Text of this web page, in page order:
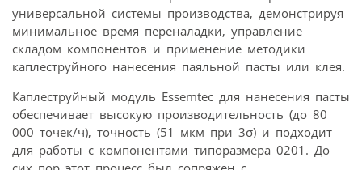
универсальной системы производства, демонстрируя
минимальное время переналадки, управление
складом компонентов и применение методики
каплеструйного нанесения паяльной пасты или клея.
Каплеструйный модуль Essemtec для нанесения пасты
обеспечивает высокую производительность (до 80
000 точек/ч), точность (51 мкм при 3σ) и подходит
для работы с компонентами типоразмера 0201. До